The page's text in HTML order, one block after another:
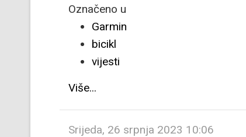
Označeno u
Garmin
bicikl
vijesti
Više...
Srijeda, 26 srpnja 2023 10:06